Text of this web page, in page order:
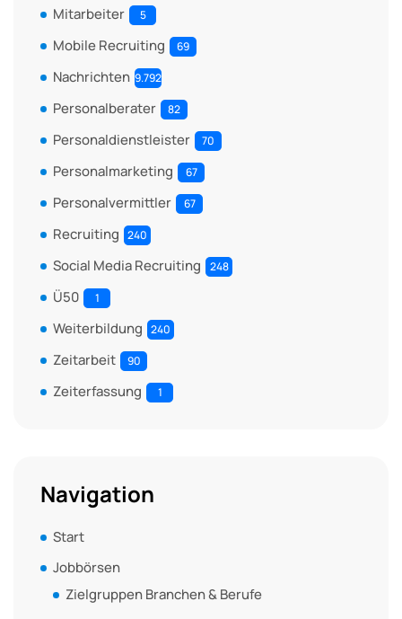
Mitarbeiter 5
Mobile Recruiting 69
Nachrichten 9.792
Personalberater 82
Personaldienstleister 70
Personalmarketing 67
Personalvermittler 67
Recruiting 240
Social Media Recruiting 248
Ü50 1
Weiterbildung 240
Zeitarbeit 90
Zeiterfassung 1
Navigation
Start
Jobbörsen
Zielgruppen Branchen & Berufe